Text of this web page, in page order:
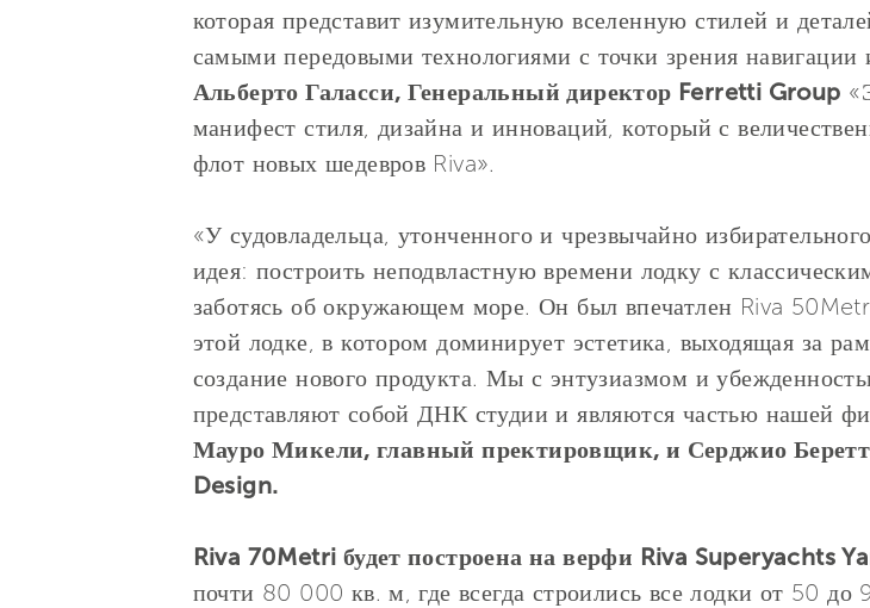
которая представит изумительную вселенную стилей и
самыми передовыми технологиями с точки зрения навигации
Альберто Галасси, Генеральный директор Ferretti Group
манифест стиля, дизайна и инноваций, который с
флот новых шедевров Riva».
«У судовладельца, утонченного и чрезвычайно
идея: построить неподвластную времени лодку с
заботясь об окружающем море. Он был впечатлен Riva
этой лодке, в котором доминирует эстетика, выходящая за
создание нового продукта. Мы с энтузиазмом и
представляют собой ДНК студии и являются частью нашей
Мауро Микели, главный пректировщик, и Серджио
Design.
Riva 70Metri будет построена на верфи Riva Superyachts
почти 80 000 кв. м, где всегда строились все лодки от 50 до